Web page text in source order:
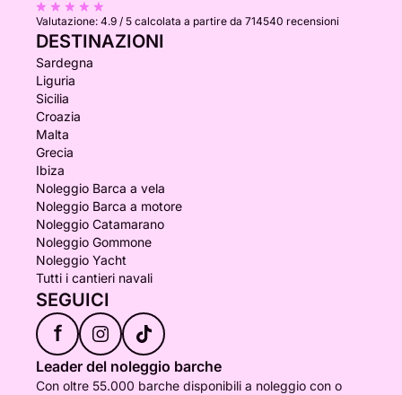
Valutazione: 4.9 / 5 calcolata a partire da 714540 recensioni
DESTINAZIONI
Sardegna
Liguria
Sicilia
Croazia
Malta
Grecia
Ibiza
Noleggio Barca a vela
Noleggio Barca a motore
Noleggio Catamarano
Noleggio Gommone
Noleggio Yacht
Tutti i cantieri navali
SEGUICI
f
Leader del noleggio barche
Con oltre 55.000 barche disponibili a noleggio con o